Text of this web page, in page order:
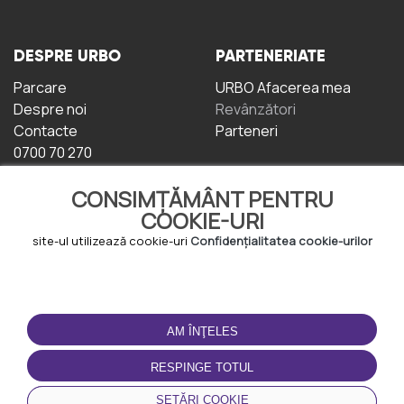
CONSIMȚĂMÂNT PENTRU
COOKIE-URI
site-ul utilizează cookie-uri Confidențialitatea cookie-urilor
AM ÎNŢELES
RESPINGE TOTUL
SETĂRI COOKIE
DESPRE URBO
Parcare
Despre noi
Contacte
0700 70 270
PARTENERIATE
URBO Afacerea mea
Revânzători
Parteneri
TERMENI DE UTILIZARE
Termeni și condiții
Politica de
Confidențialitate
Politica de cookie-uri
DESCĂRCAȚI
APLICAȚIA